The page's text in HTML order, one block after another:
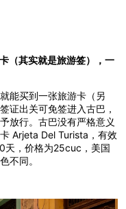
（其实就是旅游签），一
能买到一张旅游卡（另
证出关可免签进入古巴，
放行。古巴没有严格意义
Arjeta Del Turista，有效
天，价格为25cuc，美国
不同。